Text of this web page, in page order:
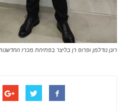
רונן נודלמן ופרופ רן בליצר בפתיחת מכרז